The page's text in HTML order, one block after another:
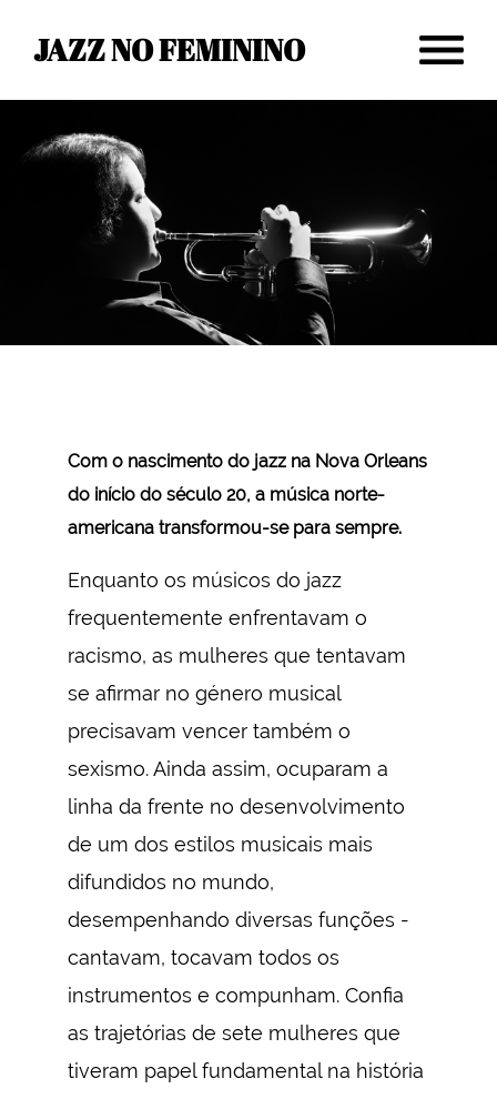
JAZZ NO FEMININO
Com o nascimento do jazz na Nova Orleans
do início do século 20, a música norte-
americana transformou-se para sempre.
Enquanto os músicos do jazz
frequentemente enfrentavam o
racismo, as mulheres que tentavam
se afirmar no género musical
precisavam vencer também o
sexismo. Ainda assim, ocuparam a
linha da frente no desenvolvimento
de um dos estilos musicais mais
difundidos no mundo,
desempenhando diversas funções -
cantavam, tocavam todos os
instrumentos e compunham. Confia
as trajetórias de sete mulheres que
tiveram papel fundamental na história